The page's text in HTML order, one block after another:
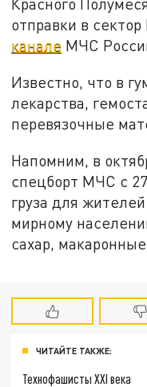
Красного
отправки в сектор
канале МЧС
Известно, что в
лекарства,
перевязочные
Напомним, в
спецборт МЧС с
груза для
мирному
сахар,
ЧИТАЙТЕ ТАКЖЕ:
Технофашисты XXI века